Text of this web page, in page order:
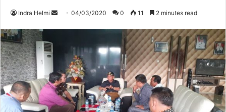
Indra Helmi
Send04/03/2020 0 11 2 minutes read